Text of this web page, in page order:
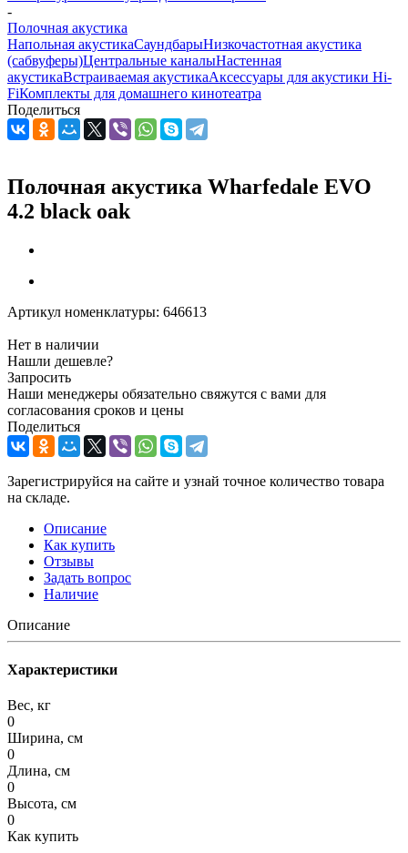
-
Полочная акустика
Напольная акустикаСаундбарыНизкочастотная акустика
(сабвуферы)Центральные каналыНастенная
акустикаВстраиваемая акустикаАксессуары для акустики Hi-
FiКомплекты для домашнего кинотеатра
Поделиться
Полочная акустика Wharfedale EVO
4.2 black oak
Артикул номенклатуры: 646613
Нет в наличии
Нашли дешевле?
Запросить
Наши менеджеры обязательно свяжутся с вами для
согласования сроков и цены
Поделиться
Зарегистрируйся на сайте и узнай точное количество товара
на складе.
Описание
Как купить
Отзывы
Задать вопрос
Наличие
Описание
Характеристики
Вес, кг
0
Ширина, см
0
Длина, см
0
Высота, см
0
Как купить